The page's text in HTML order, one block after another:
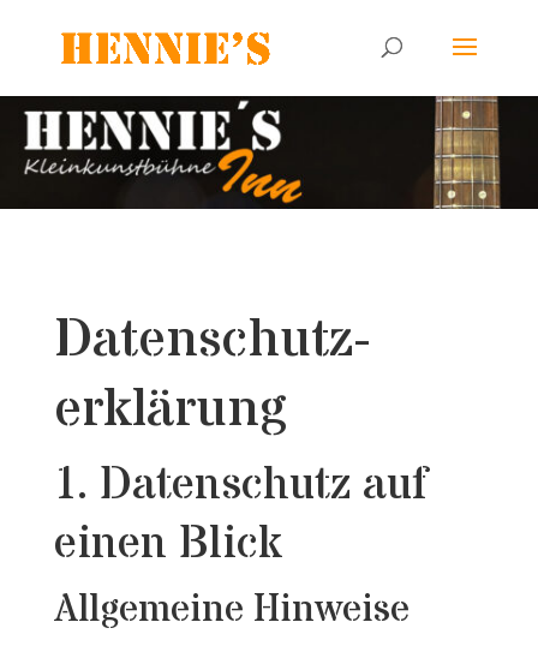
Datenschutz­
erklärung
1. Datenschutz auf
einen Blick
Allgemeine Hinweise